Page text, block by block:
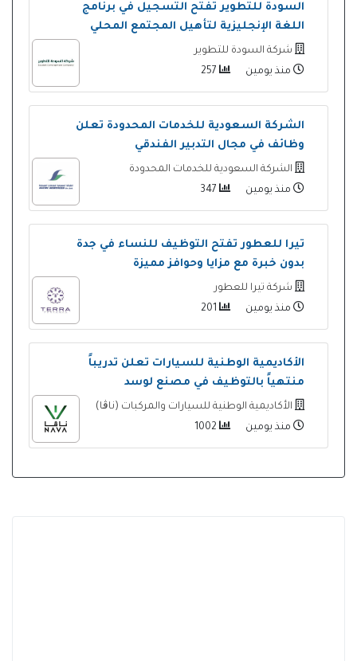
السودة للتطوير تفتح التسجيل في برنامج
اللغة الإنجليزية لتأهيل المجتمع المحلي
شركة السودة للتطوير
منذ يومين
الشركة السعودية للخدمات المحدودة تعلن
وظائف في مجال التدبير الفندقي
الشركة السعودية للخدمات المحدودة
منذ يومين
تيرا للعطور تفتح التوظيف للنساء في جدة
بدون خبرة مع مزايا وحوافز مميزة
شركة تيرا للعطور
منذ يومين
الأكاديمية الوطنية للسيارات تعلن تدريباً
منتهياً بالتوظيف في مصنع لوسد
الأكاديمية الوطنية للسيارات والمركبات (ناڨا)
منذ يومين